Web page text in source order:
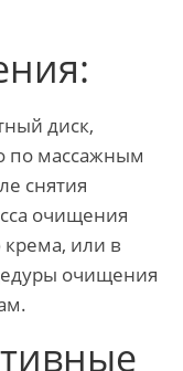
диск,
по массажным
снятия
очищения
или в
очищения